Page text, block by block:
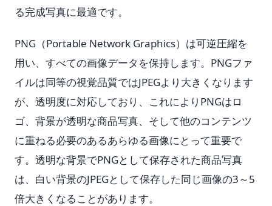
る完成写真に最適です。
PNG（Portable Network Graphics）は可逆圧縮を
用い、すべての画像データを保持します。PNGファ
イルは同等の視覚品質ではJPEGより大きくなります
が、透明度に対応しており、これによりPNGはロ
ゴ、背景が透明な商品写真、そして他のコンテンツ
に重ねる必要のあるあらゆる画像にとって重要で
す。透明な背景でPNGとして保存された商品写真
は、白い背景のJPEGとして保存した同じ画像の3～5
倍大きくなることがあります。